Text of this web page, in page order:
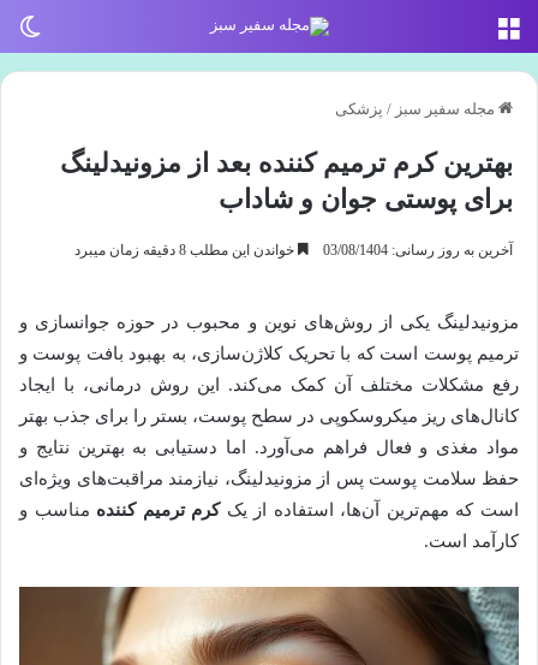
مجله سفیر سبز / پزشکی
بهترین کرم ترمیم کننده بعد از مزونیدلینگ
برای پوستی جوان و شاداب
آخرین به روز رسانی: 03/08/1404 خواندن این مطلب 8 دقیقه زمان میبرد
مزونیدلینگ یکی از روش‌های نوین و محبوب در حوزه جوانسازی و
ترمیم پوست است که با تحریک کلاژن‌سازی، به بهبود بافت پوست و
رفع مشکلات مختلف آن کمک می‌کند. این روش درمانی، با ایجاد
کانال‌های ریز میکروسکوپی در سطح پوست، بستر را برای جذب بهتر
مواد مغذی و فعال فراهم می‌آورد. اما دستیابی به بهترین نتایج و
حفظ سلامت پوست پس از مزونیدلینگ، نیازمند مراقبت‌های ویژه‌ای
است که مهم‌ترین آن‌ها، استفاده از یککرم ترمیم کننده مناسب و
کارآمد است.